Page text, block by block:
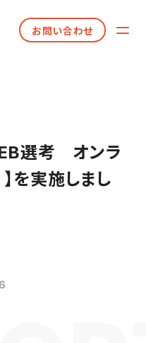
お問い合わせ
選考 オンラ
を実施しまし